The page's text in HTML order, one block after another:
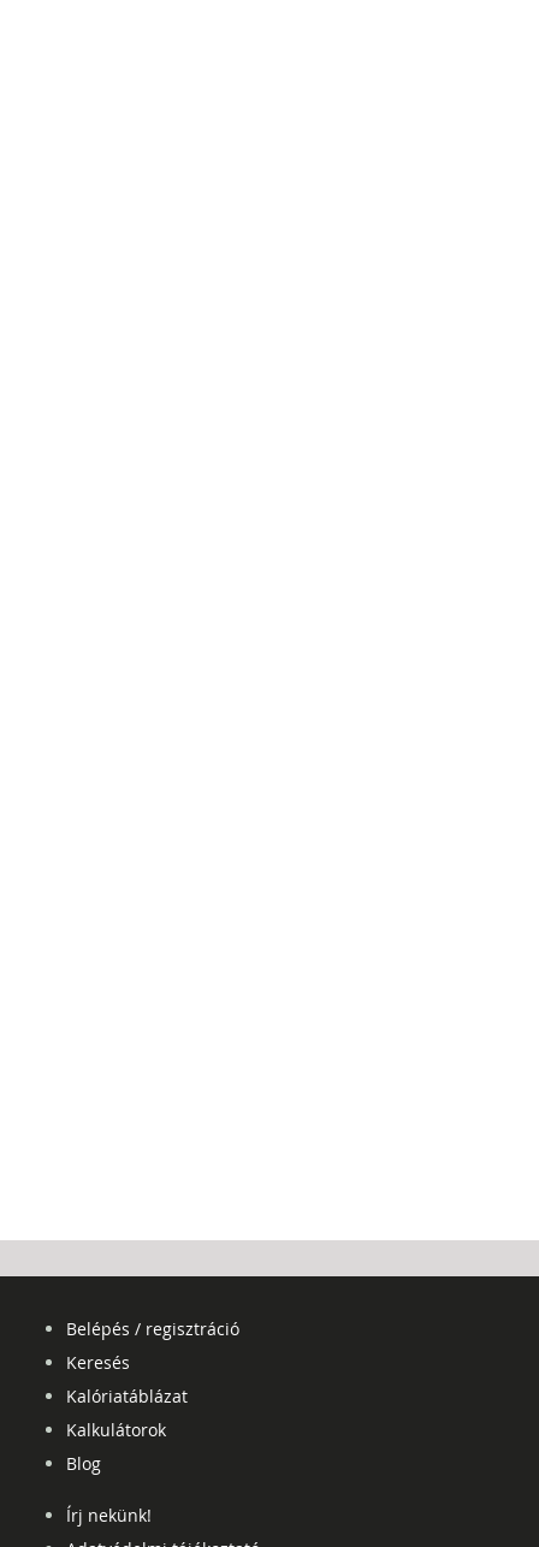
Belépés / regisztráció
Keresés
Kalóriatáblázat
Kalkulátorok
Blog
Írj nekünk!